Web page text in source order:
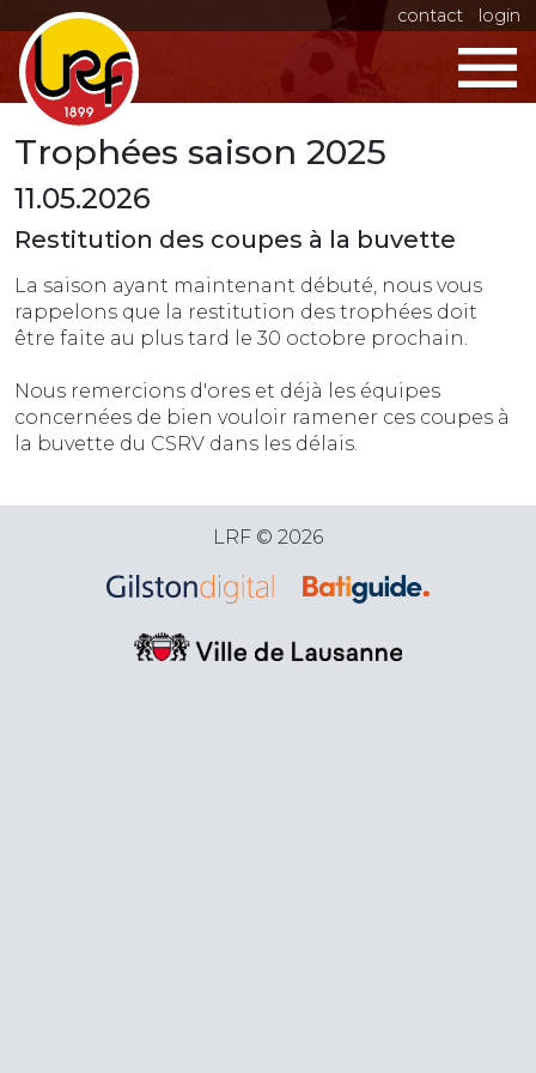
contact login
Trophées saison 2025
11.05.2026
Restitution des coupes à la buvette
La saison ayant maintenant débuté, nous vous
rappelons que la restitution des trophées doit
être faite au plus tard le 30 octobre prochain.
Nous remercions d'ores et déjà les équipes
concernées de bien vouloir ramener ces coupes à
la buvette du CSRV dans les délais.
LRF © 2026